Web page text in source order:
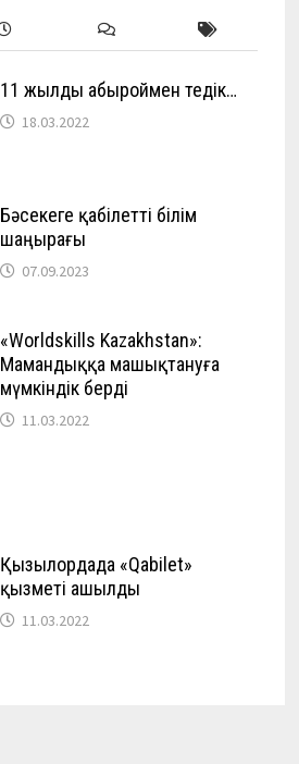
11 жылды абыроймен өтедік…
18.03.2022
Бәсекеге қабілетті білім
шаңырағы
07.09.2023
«Worldskills Kazakhstan»:
Мамандыққа машықтануға
мүмкіндік берді
11.03.2022
Қызылордада «Qabilet»
қызметі ашылды
11.03.2022